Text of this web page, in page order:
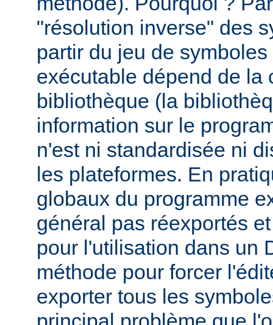
"résolution inverse" des
partir du jeu de
exécutable dépend de la
bibliothèque (la
information sur le
n'est ni standardisée ni
les plateformes. En
globaux du programme
général pas réexportés
pour l'utilisation dans un
méthode pour forcer
exporter tous les